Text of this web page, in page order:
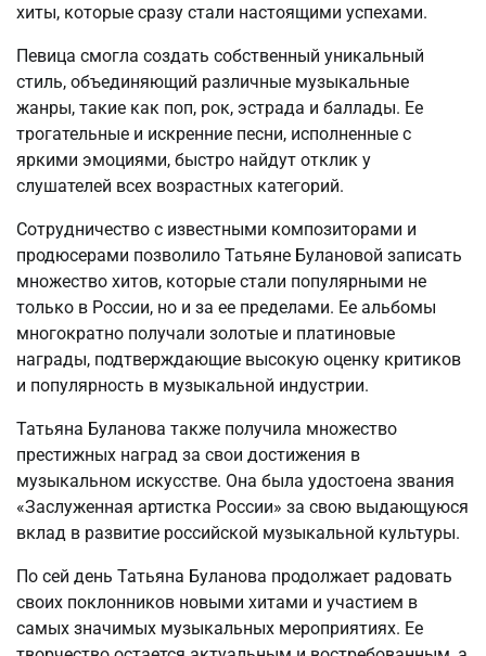
хиты, которые сразу стали настоящими успехами.
Певица смогла создать собственный уникальный
стиль, объединяющий различные музыкальные
жанры, такие как поп, рок, эстрада и баллады. Ее
трогательные и искренние песни, исполненные с
яркими эмоциями, быстро найдут отклик у
слушателей всех возрастных категорий.
Сотрудничество с известными композиторами и
продюсерами позволило Татьяне Булановой записать
множество хитов, которые стали популярными не
только в России, но и за ее пределами. Ее альбомы
многократно получали золотые и платиновые
награды, подтверждающие высокую оценку критиков
и популярность в музыкальной индустрии.
Татьяна Буланова также получила множество
престижных наград за свои достижения в
музыкальном искусстве. Она была удостоена звания
«Заслуженная артистка России» за свою выдающуюся
вклад в развитие российской музыкальной культуры.
По сей день Татьяна Буланова продолжает радовать
своих поклонников новыми хитами и участием в
самых значимых музыкальных мероприятиях. Ее